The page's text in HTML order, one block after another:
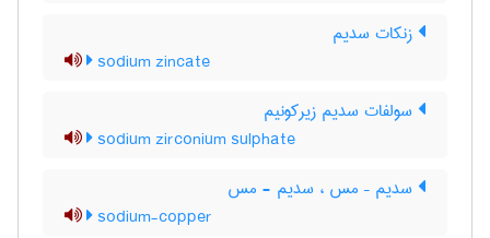
زنکات سدیم
sodium zincate
سولفات سدیم زیرکونیم
sodium zirconium sulphate
سدیم – مس ، سدیم - مس
sodium-copper